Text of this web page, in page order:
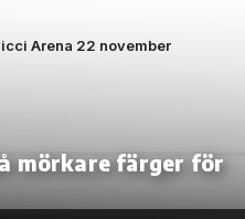
Arena 22 november
mörkare färger för